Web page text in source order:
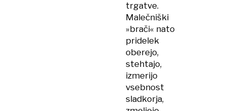
trgatve.
Malečniški
»brači« nato
pridelek
oberejo,
stehtajo,
izmerijo
vsebnost
sladkorja,